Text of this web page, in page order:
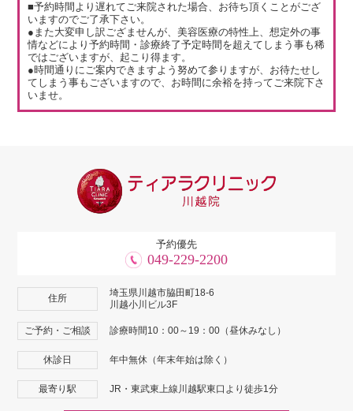
■予約時間より遅れてご来院された場合、お待ち頂くことがござ
いますのでご了承下さい。
●また大変申し訳ござませんが、美容医療の特性上、想定外の事
情などにより予約時間・診療終了予定時間を超えてしまう事も稀
ではございますが、起こり得ます。
●時間通りにご案内できますよう努めて参りますが、お待たせし
てしまう事もございますので、お時間に余裕を持ってご来院下さ
いませ。
予約優先
049-229-2200
住所
埼玉県川越市脇田町18-6
川越小川ビル3F
ご予約・ご相談 診療時間10：00～19：00（昼休みなし）
休診日 年中無休（年末年始は除く）
最寄り駅 JR・東武東上線川越駅東口より徒歩1分